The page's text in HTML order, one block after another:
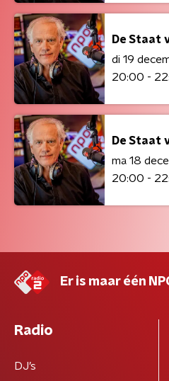
De Staat
di 19
20:00 -
De Staat
ma 18
20:00 -
Er is maar één
Radio
DJ’s